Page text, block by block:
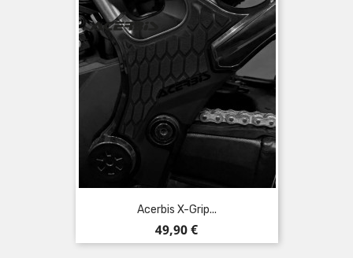
Acerbis X-Grip...
Preis
49,90 €